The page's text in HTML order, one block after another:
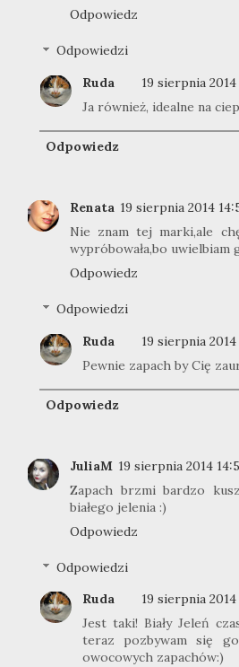
Odpowiedz
Odpowiedzi
Ruda
19 sierpnia 2014
Ja również, idealne na
Odpowiedz
Renata 19 sierpnia 2014
Nie znam tej marki,ale
wypróbowała,bo uwielbiam
Odpowiedz
Odpowiedzi
Ruda
19 sierpnia 2014
Pewnie zapach by Cię
Odpowiedz
JuliaM 19 sierpnia 2014
Zapach brzmi bardzo
białego jelenia :)
Odpowiedz
Odpowiedzi
Ruda
19 sierpnia 2014
Jest taki! Biały Jeleń
teraz pozbywam się
owocowych zapachów:)